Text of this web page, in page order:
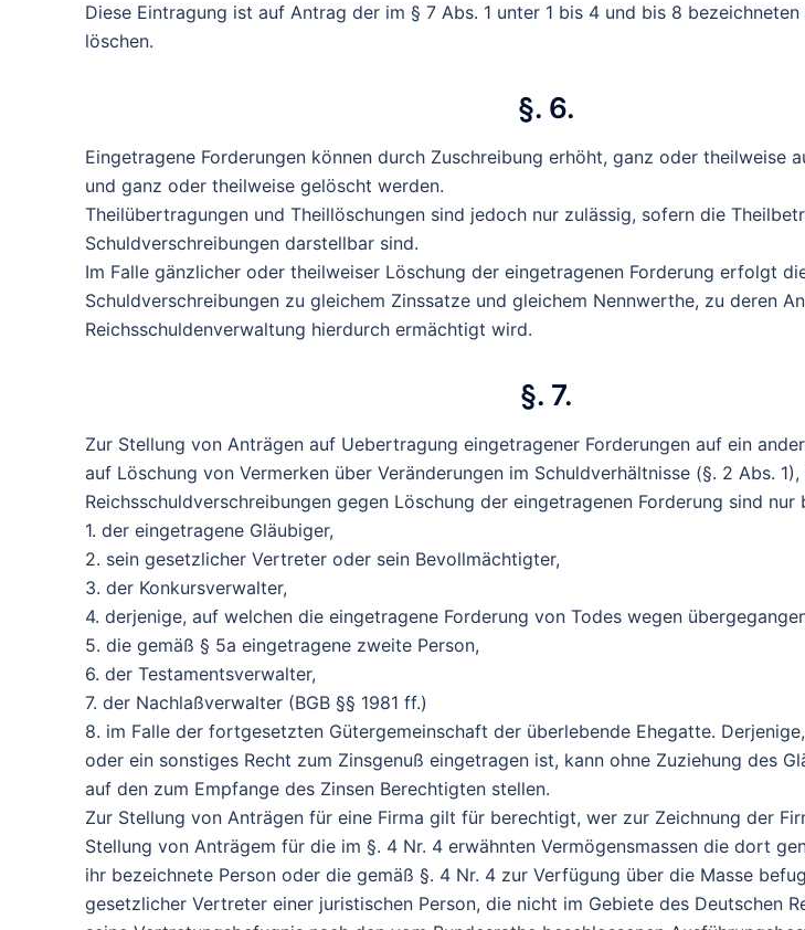
Diese Eintragung ist auf Antrag der im § 7 Abs. 1 unter 1 bis 4 und bis 8
löschen.
§. 6.
Eingetragene Forderungen können durch Zuschreibung erhöht, ganz oder theilweise
und ganz oder theilweise gelöscht werden.
Theilübertragungen und Theillöschungen sind jedoch nur zulässig, sofern die
Schuldverschreibungen darstellbar sind.
Im Falle gänzlicher oder theilweiser Löschung der eingetragenen Forderung erfolgt
Schuldverschreibungen zu gleichem Zinssatze und gleichem Nennwerthe, zu deren
Reichsschuldenverwaltung hierdurch ermächtigt wird.
§. 7.
Zur Stellung von Anträgen auf Uebertragung eingetragener Forderungen auf ein
auf Löschung von Vermerken über Veränderungen im Schuldverhältnisse (§. 2 Abs.
Reichsschuldverschreibungen gegen Löschung der eingetragenen Forderung sind nur
1. der eingetragene Gläubiger,
2. sein gesetzlicher Vertreter oder sein Bevollmächtigter,
3. der Konkursverwalter,
4. derjenige, auf welchen die eingetragene Forderung von Todes wegen
5. die gemäß § 5a eingetragene zweite Person,
6. der Testamentsverwalter,
7. der Nachlaßverwalter (BGB §§ 1981 ff.)
8. im Falle der fortgesetzten Gütergemeinschaft der überlebende Ehegatte.
oder ein sonstiges Recht zum Zinsgenuß eingetragen ist, kann ohne Zuziehung des
auf den zum Empfange des Zinsen Berechtigten stellen.
Zur Stellung von Anträgen für eine Firma gilt für berechtigt, wer zur Zeichnung der
Stellung von Anträgem für die im §. 4 Nr. 4 erwähnten Vermögensmassen die dort
ihr bezeichnete Person oder die gemäß §. 4 Nr. 4 zur Verfügung über die Masse
gesetzlicher Vertreter einer juristischen Person, die nicht im Gebiete des Deutschen